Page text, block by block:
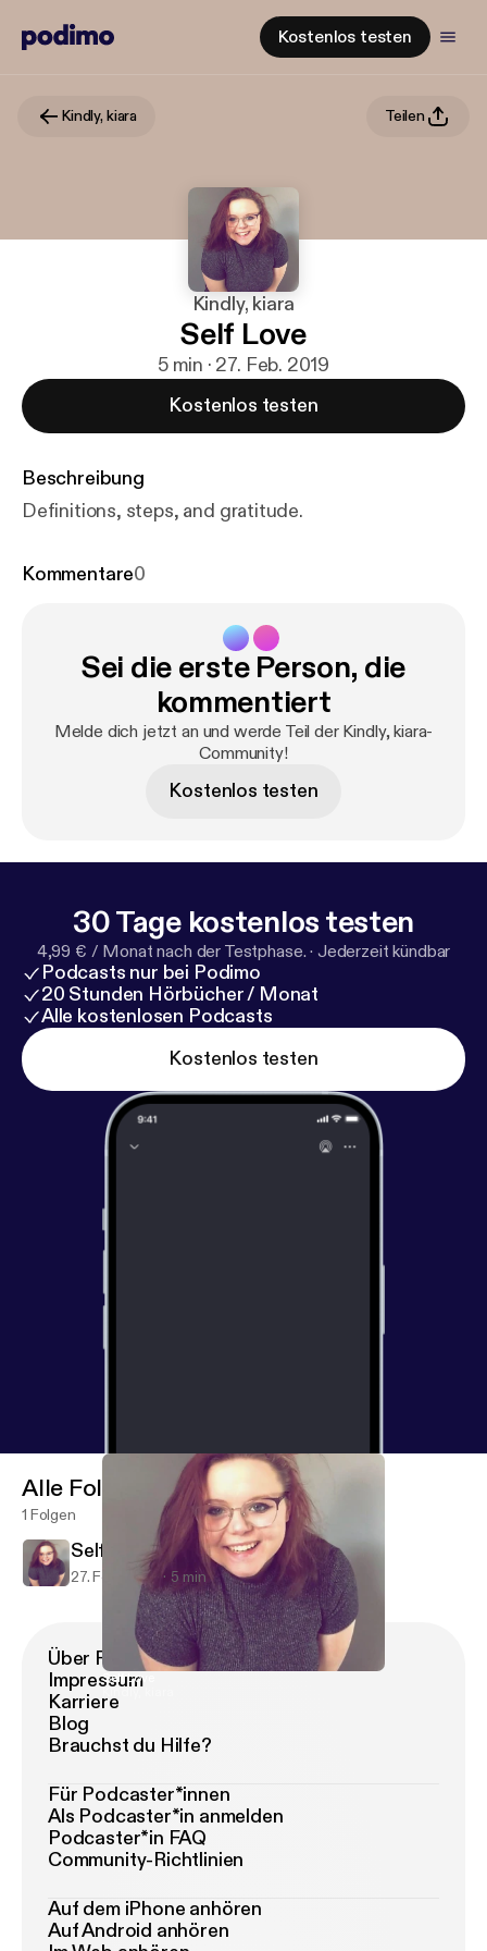
Kostenlos testen
Kindly, kiara Teilen
Kindly, kiara
Self Love
5 min · 27. Feb. 2019
Kostenlos testen
Beschreibung
Definitions, steps, and gratitude.
Kommentare0
Sei die erste Person, die
kommentiert
Melde dich jetzt an und werde Teil der Kindly, kiara-
Community!
Kostenlos testen
30 Tage kostenlos testen
4,99 € / Monat nach der Testphase. · Jederzeit kündbar
Podcasts nur bei Podimo
20 Stunden Hörbücher / Monat
Alle kostenlosen Podcasts
Kostenlos testen
Self Love
Alle Folgen
1 Folgen
Self Love
27. Feb. 2019 5 min
Über Podimo
Impressum
Karriere
Blog
Brauchst du Hilfe?
Für Podcaster*innen
Als Podcaster*in anmelden
Podcaster*in FAQ
Community-Richtlinien
Auf dem iPhone anhören
Auf Android anhören